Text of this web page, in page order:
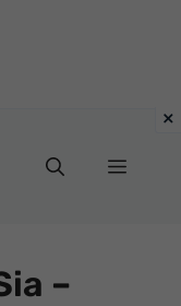
Menu
–